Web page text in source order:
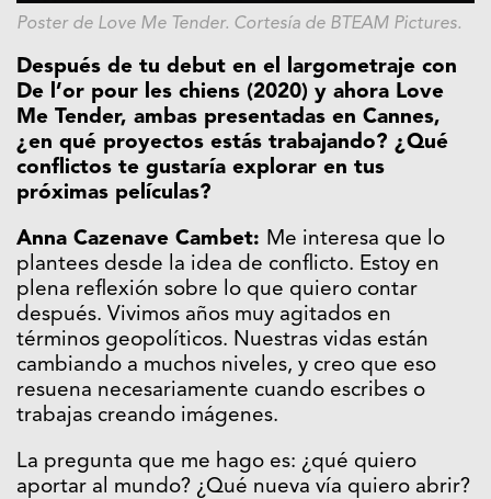
Poster de Love Me Tender. Cortesía de BTEAM Pictures.
Después de tu debut en el largometraje con
De l’or pour les chiens (2020) y ahora Love
Me Tender, ambas presentadas en Cannes,
¿en qué proyectos estás trabajando? ¿Qué
conflictos te gustaría explorar en tus
próximas películas?
Anna Cazenave Cambet: Me interesa que lo
plantees desde la idea de conflicto. Estoy en
plena reflexión sobre lo que quiero contar
después. Vivimos años muy agitados en
términos geopolíticos. Nuestras vidas están
cambiando a muchos niveles, y creo que eso
resuena necesariamente cuando escribes o
trabajas creando imágenes.
La pregunta que me hago es: ¿qué quiero
aportar al mundo? ¿Qué nueva vía quiero abrir?